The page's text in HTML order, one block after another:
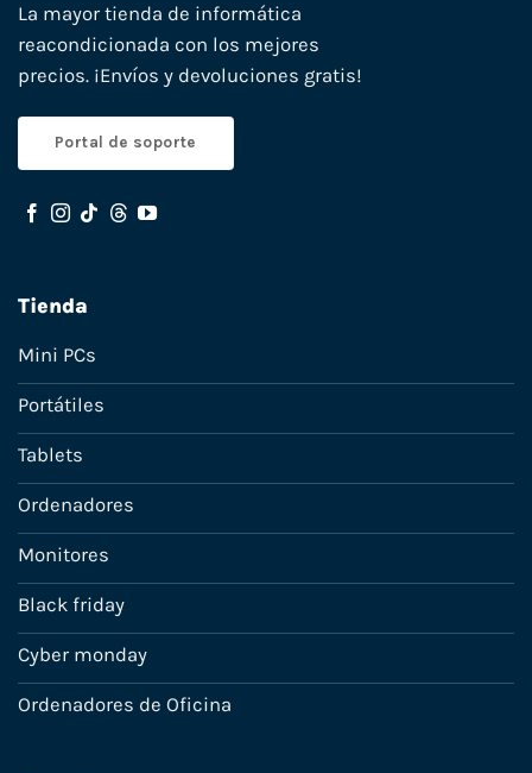
La mayor tienda de informática
reacondicionada con los mejores
precios. ¡Envíos y devoluciones gratis!
Portal de soporte
Tienda
Mini PCs
Portátiles
Tablets
Ordenadores
Monitores
Black friday
Cyber monday
Ordenadores de Oficina